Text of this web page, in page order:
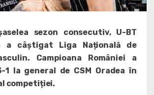
sezon consecutiv, U-BT
a câștigat Liga Națională de
Campioana României a
la general de CSM Oradea în
competiției.